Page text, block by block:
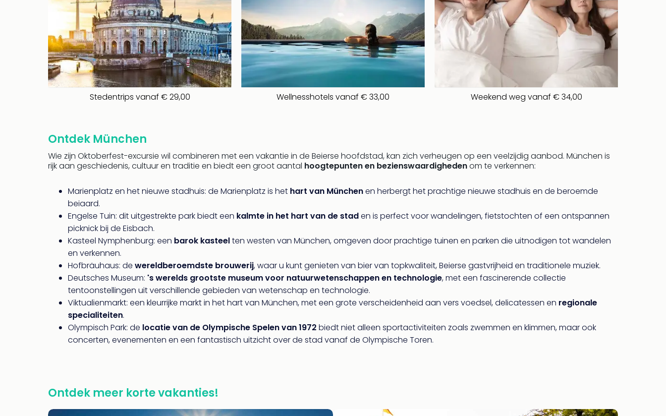
Stedentrips vanaf € 29,00 Wellnesshotels vanaf € 33,00 Weekend weg vanaf € 34,00
Ontdek München
Wie zijn Oktoberfest-excursie wil combineren met een vakantie in de Beierse hoofdstad, kan zich verheugen op een veelzijdig aanbod. München is
rijk aan geschiedenis, cultuur en traditie en biedt een groot aantal hoogtepunten en bezienswaardighedenom te verkennen:
Marienplatz en het nieuwe stadhuis: de Marienplatz is het hart van Münchenen herbergt het prachtige nieuwe stadhuis en de beroemde
beiaard.
Engelse Tuin: dit uitgestrekte park biedt een kalmte in het hart van de staden is perfect voor wandelingen, fietstochten of een ontspannen
picknick bij de Eisbach.
Kasteel Nymphenburg: een barok kasteelten westen van München, omgeven door prachtige tuinen en parken die uitnodigen tot wandelen
en verkennen.
Hofbräuhaus: de wereldberoemdste brouwerij, waar u kunt genieten van bier van topkwaliteit, Beierse gastvrijheid en traditionele muziek.
Deutsches Museum: 's werelds grootste museum voor natuurwetenschappen en technologie, met een fascinerende collectie
tentoonstellingen uit verschillende gebieden van wetenschap en technologie.
Viktualienmarkt: een kleurrijke markt in het hart van München, met een grote verscheidenheid aan vers voedsel, delicatessen en regionale
specialiteiten.
Olympisch Park: de locatie van de Olympische Spelen van 1972 biedt niet alleen sportactiviteiten zoals zwemmen en klimmen, maar ook
concerten, evenementen en een fantastisch uitzicht over de stad vanaf de Olympische Toren.
Ontdek meer korte vakanties!